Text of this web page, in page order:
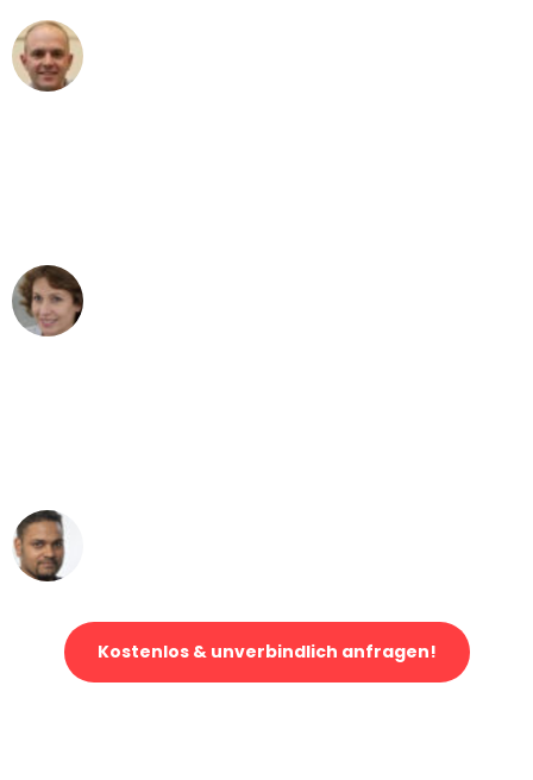
Kostenlos & unverbindlich anfragen!